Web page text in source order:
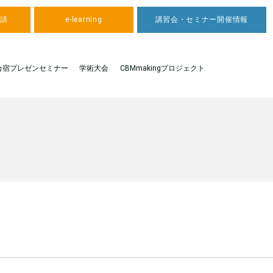
e-learning 講習会・セミナー開催情報
宿プレゼンセミナー 学術大会 CBMmakingプロジェクト